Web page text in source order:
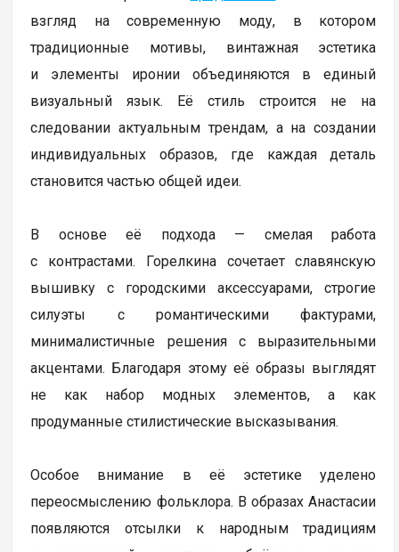
взгляд на современную моду, в котором
традиционные мотивы, винтажная эстетика
и элементы иронии объединяются в единый
визуальный язык. Её стиль строится не на
следовании актуальным трендам, а на создании
индивидуальных образов, где каждая деталь
становится частью общей идеи.
В основе её подхода — смелая работа
с контрастами. Горелкина сочетает славянскую
вышивку с городскими аксессуарами, строгие
силуэты с романтическими фактурами,
минималистичные решения с выразительными
акцентами. Благодаря этому её образы выглядят
не как набор модных элементов, а как
продуманные стилистические высказывания.
Особое внимание в её эстетике уделено
переосмыслению фольклора. В образах Анастасии
появляются отсылки к народным традициям